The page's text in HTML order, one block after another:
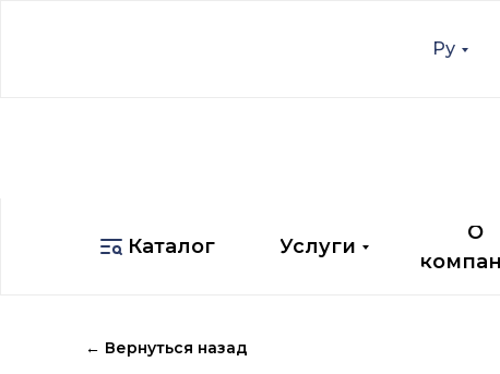
Ру
Ру
О
Услуги
Каталог
← Вернуться назад